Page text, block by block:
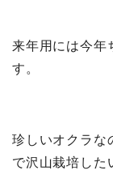
来年用には今年
す。
珍しいオクラな
で沢山栽培した